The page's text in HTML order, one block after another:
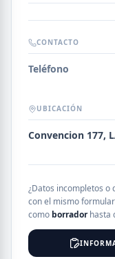
CONTACTO
Teléfono
UBICACIÓN
Convencion 177,
¿Datos incompletos o
con el mismo
como borradorhasta